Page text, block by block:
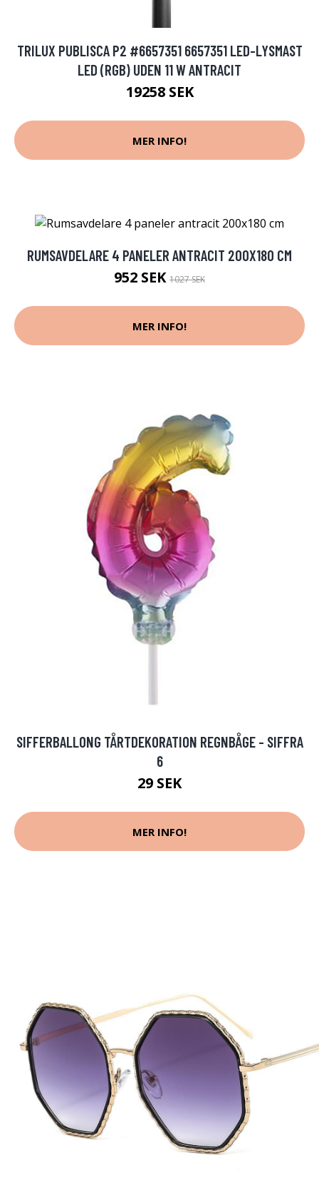
TRILUX PUBLISCA P2 #6657351 6657351 LED-LYSMAST
LED (RGB) UDEN 11 W ANTRACIT
19258 SEK
MER INFO!
RUMSAVDELARE 4 PANELER ANTRACIT 200X180 CM
952 SEK 1027 SEK
MER INFO!
SIFFERBALLONG TÅRTDEKORATION REGNBÅGE - SIFFRA
6
29 SEK
MER INFO!